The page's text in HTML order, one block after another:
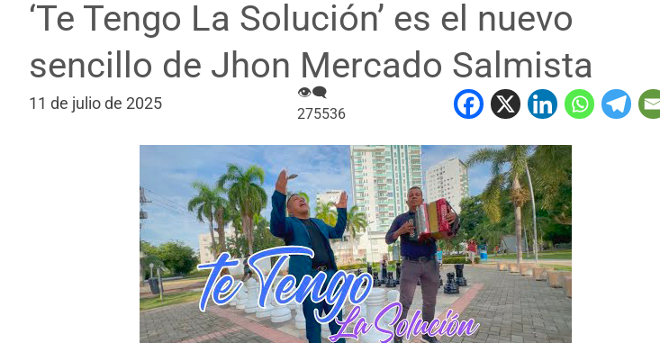
‘Te Tengo La Solución’ es el nuevo
sencillo de Jhon Mercado Salmista
11 de julio de 2025
👁‍🗨
275536